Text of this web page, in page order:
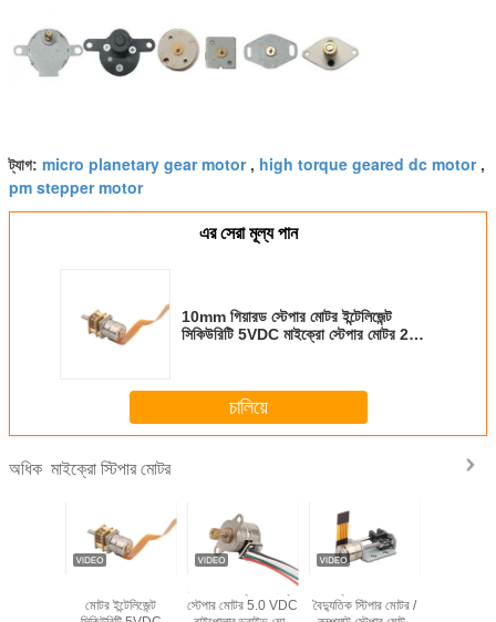
ট্যাগ: micro planetary gear motor, high torque geared dc motor,
pm stepper motor
এর সেরা মূল্য পান
10mm গিয়ারড স্টেপার মোটর ইন্টেলিজেন্ট
সিকিউরিটি 5VDC মাইক্রো স্টেপার মোটর 2ফেজ
চালিয়ে
অধিক মাইক্রো স্টিপার মোটর
মোটর ইন্টেলিজেন্ট
2 ফেজ 4 ওয়্যার মাইক্রো
স্টেপার মোটর 5.0 VDC
বৈদ্যুতিক স্টিপার মোটর /